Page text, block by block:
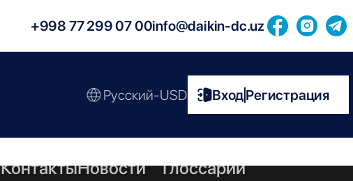
+998 77 299 07 00info@daikin-dc.uz
Русский-USD ВходРегистрация
КонтактыНовости Глоссарий